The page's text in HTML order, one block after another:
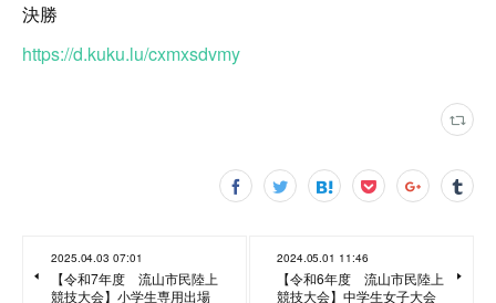
決勝
https://d.kuku.lu/cxmxsdvmy
2025.04.03 07:01
【令和7年度 流山市民陸上
競技大会】小学生専用出場
2024.05.01 11:46
【令和6年度 流山市民陸上
競技大会】中学生女子大会